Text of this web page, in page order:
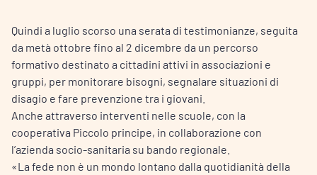
Quindi a luglio scorso una serata di testimonianze, seguita
da metà ottobre fino al 2 dicembre da un percorso
formativo destinato a cittadini attivi in associazioni e
gruppi, per monitorare bisogni, segnalare situazioni di
disagio e fare prevenzione tra i giovani.
Anche attraverso interventi nelle scuole, con la
cooperativa Piccolo principe, in collaborazione con
l’azienda socio-sanitaria su bando regionale.
«La fede non è un mondo lontano dalla quotidianità della